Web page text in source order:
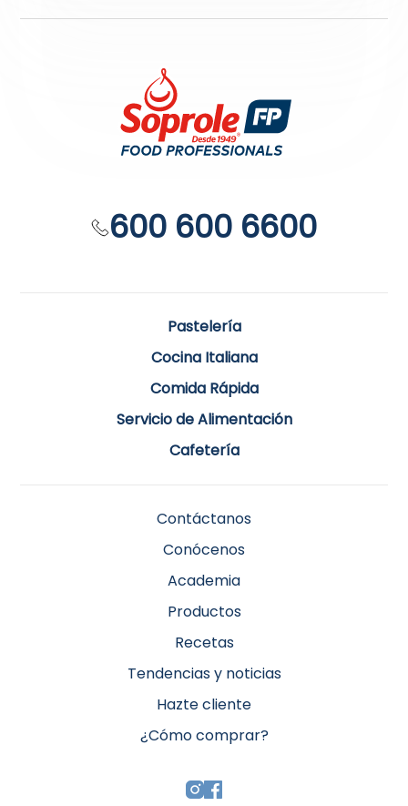
600 600 6600
Pastelería
Cocina Italiana
Comida Rápida
Servicio de Alimentación
Cafetería
Contáctanos
Conócenos
Academia
Productos
Recetas
Tendencias y noticias
Hazte cliente
¿Cómo comprar?